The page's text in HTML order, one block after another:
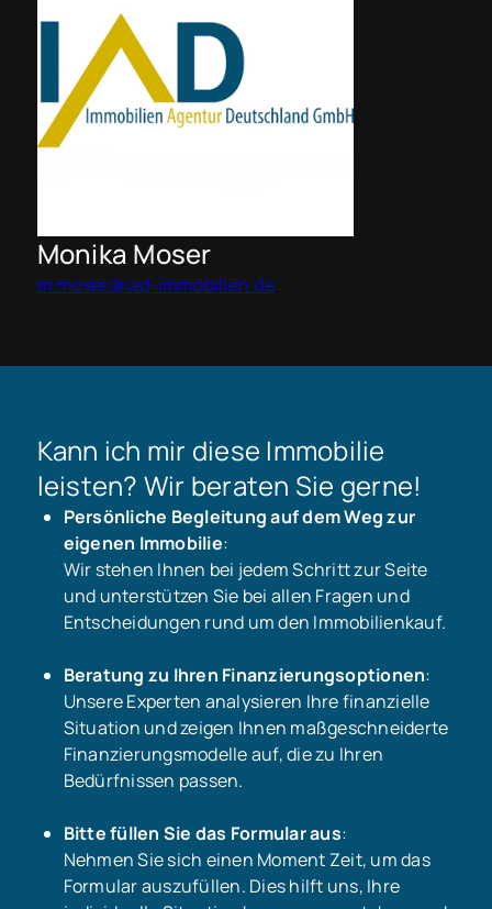
Monika Moser
m.moser@iad-immobilien.de
Kann ich mir diese Immobilie
leisten? Wir beraten Sie gerne!
Persönliche Begleitung auf dem Weg zur
eigenen Immobilie:
Wir stehen Ihnen bei jedem Schritt zur Seite
und unterstützen Sie bei allen Fragen und
Entscheidungen rund um den Immobilienkauf.
Beratung zu Ihren Finanzierungsoptionen:
Unsere Experten analysieren Ihre finanzielle
Situation und zeigen Ihnen maßgeschneiderte
Finanzierungsmodelle auf, die zu Ihren
Bedürfnissen passen.
Bitte füllen Sie das Formular aus:
Nehmen Sie sich einen Moment Zeit, um das
Formular auszufüllen. Dies hilft uns, Ihre